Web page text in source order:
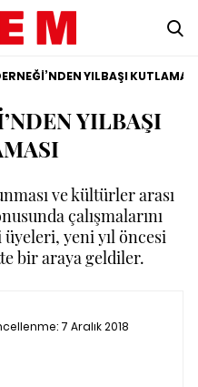
YILBAŞI KUTLAMASI
YILBAŞI
ve kültürler arası
çalışmalarını
yeni yıl öncesi
bir araya geldiler.
7 Aralık 2018